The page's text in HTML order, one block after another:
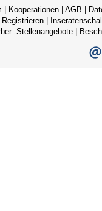
Kooperationen AGB
Registrieren
Stellenangebote